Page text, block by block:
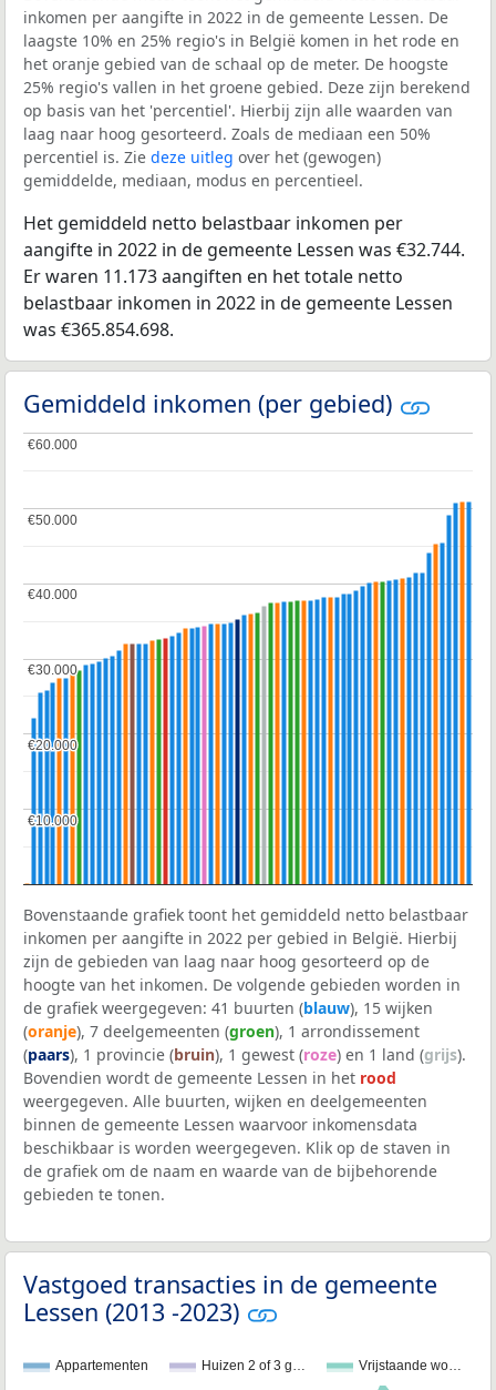
inkomen per aangifte in 2022 in de gemeente Lessen. De
laagste 10% en 25% regio's in België komen in het rode en
het oranje gebied van de schaal op de meter. De hoogste
25% regio's vallen in het groene gebied. Deze zijn berekend
op basis van het 'percentiel'. Hierbij zijn alle waarden van
laag naar hoog gesorteerd. Zoals de mediaan een 50%
percentiel is. Zie deze uitleg over het (gewogen)
gemiddelde, mediaan, modus en percentieel.
Het gemiddeld netto belastbaar inkomen per
aangifte in 2022 in de gemeente Lessen was €32.744.
Er waren 11.173 aangiften en het totale netto
belastbaar inkomen in 2022 in de gemeente Lessen
was €365.854.698.
Gemiddeld inkomen (per gebied)
€10.000
€10.000
€20.000
€20.000
€30.000
€30.000
€40.000
€40.000
€50.000
€50.000
€60.000
€60.000
Bovenstaande grafiek toont het gemiddeld netto belastbaar
inkomen per aangifte in 2022 per gebied in België. Hierbij
zijn de gebieden van laag naar hoog gesorteerd op de
hoogte van het inkomen. De volgende gebieden worden in
de grafiek weergegeven: 41 buurten (blauw), 15 wijken
(oranje), 7 deelgemeenten (groen), 1 arrondissement
(paars), 1 provincie (bruin), 1 gewest (roze) en 1 land (grijs).
Bovendien wordt de gemeente Lessen in het rood
weergegeven. Alle buurten, wijken en deelgemeenten
binnen de gemeente Lessen waarvoor inkomensdata
beschikbaar is worden weergegeven. Klik op de staven in
de grafiek om de naam en waarde van de bijbehorende
gebieden te tonen.
Vastgoed transacties in de gemeente
Lessen (2013 -2023)
Appartementen Huizen 2 of 3 g… Vrijstaande wo…